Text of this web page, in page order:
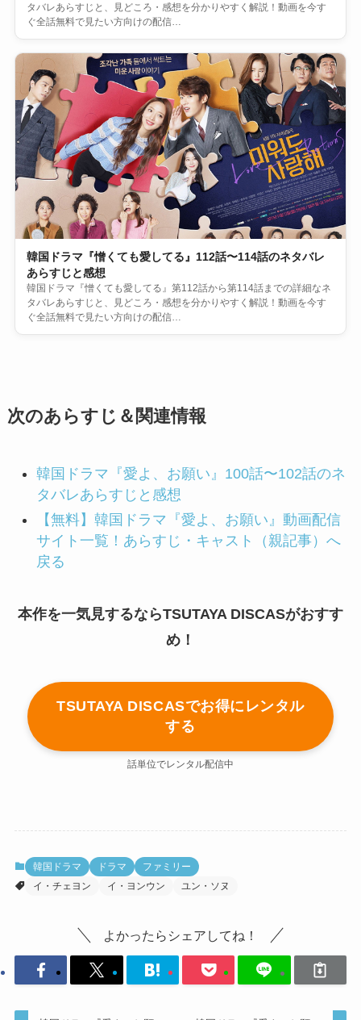
タバレあらすじと、見どころ・感想を分かりやすく解説！動画を今す
ぐ全話無料で見たい方向けの配信…
韓国ドラマ『憎くても愛してる』112話〜114話のネタバレ
あらすじと感想
韓国ドラマ『憎くても愛してる』第112話から第114話までの詳細なネ
タバレあらすじと、見どころ・感想を分かりやすく解説！動画を今す
ぐ全話無料で見たい方向けの配信…
次のあらすじ＆関連情報
韓国ドラマ『愛よ、お願い』100話〜102話のネ
タバレあらすじと感想
【無料】韓国ドラマ『愛よ、お願い』動画配信
サイト一覧！あらすじ・キャスト（親記事）へ
戻る
本作を一気見するならTSUTAYA DISCASがおすす
め！
TSUTAYA DISCASでお得にレンタル
する
話単位でレンタル配信中
韓国ドラマ ドラマ
ファミリー
イ・チェヨン
イ・ヨンウン ユン・ソヌ
よかったらシェアしてね！